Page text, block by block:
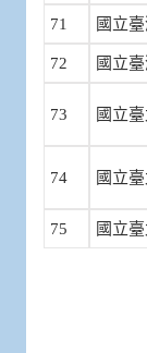
71 國立
72 國立
73 國立
74 國立
75 國立